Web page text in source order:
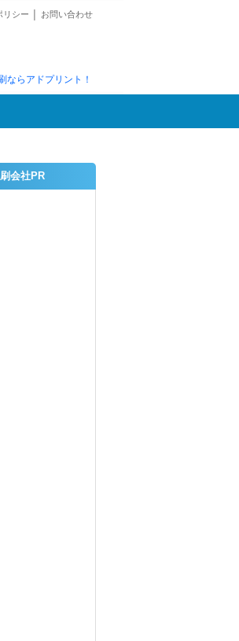
リシー お問い合わせ
ならアドプリント！
会社PR